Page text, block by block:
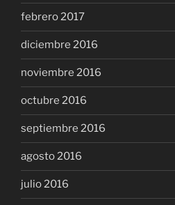
febrero 2017
diciembre 2016
noviembre 2016
octubre 2016
septiembre 2016
agosto 2016
julio 2016